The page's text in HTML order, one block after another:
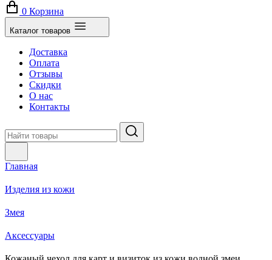
0 Корзина
Каталог товаров
Доставка
Оплата
Отзывы
Скидки
О нас
Контакты
Главная
Изделия из кожи
Змея
Аксессуары